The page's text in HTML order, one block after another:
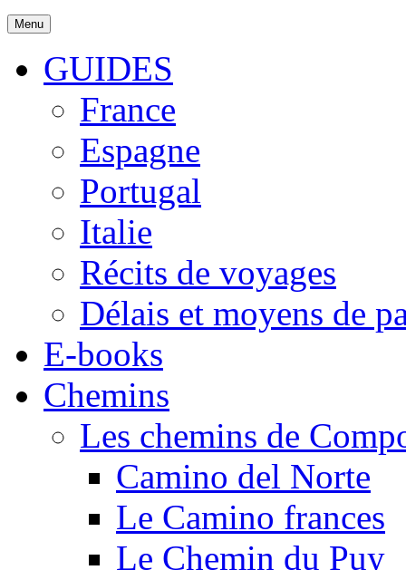
Menu
GUIDES
France
Espagne
Portugal
Italie
Récits de voyages
Délais et moyens de
E-books
Chemins
Les chemins de
Camino del Norte
Le Camino frances
Le Chemin du Puy